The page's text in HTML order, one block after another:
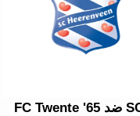
2026-08-09 موعد لقاء SC Heerenveen ضد FC Twente '65